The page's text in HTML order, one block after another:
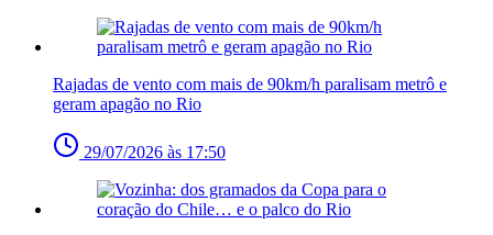
Rajadas de vento com mais de 90km/h paralisam metrô e
geram apagão no Rio
29/07/2026 às 17:50